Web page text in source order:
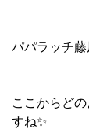
パパラッチ
ここからど
すね✨